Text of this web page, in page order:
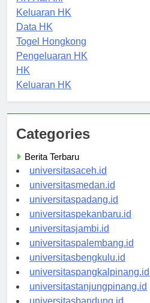
HK Hari Ini
Keluaran HK
Data HK
Togel Hongkong
Pengeluaran HK
HK
Categories
Berita Terbaru
universitasaceh.id
universitasmedan.id
universitaspadang.id
universitaspekanbaru.id
universitasjambi.id
universitaspalembang.id
universitasbengkulu.id
universitaspangkalpinang.id
universitastanjungpinang.id